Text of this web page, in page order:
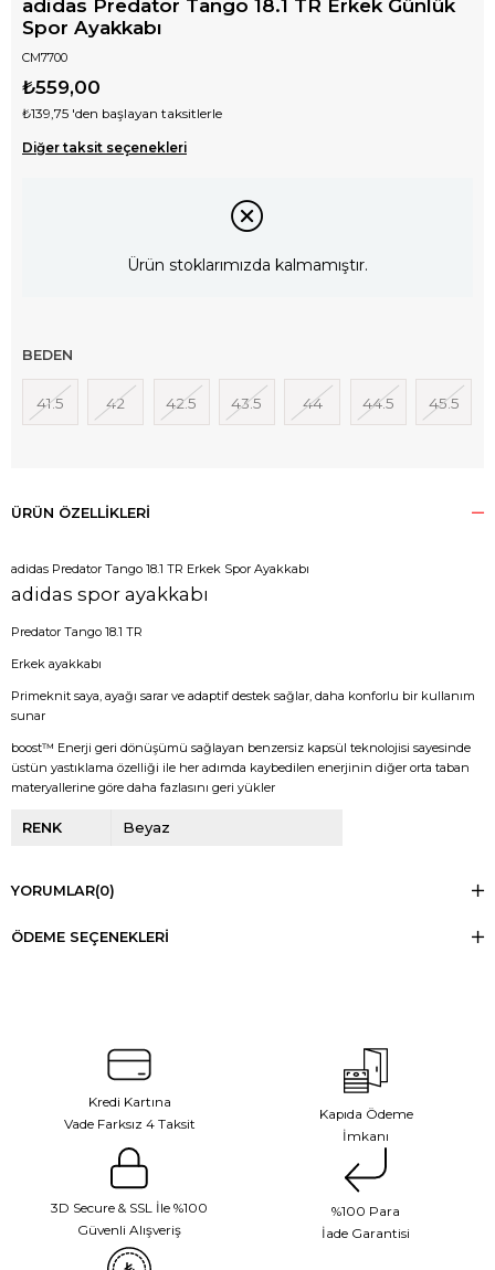
adidas Predator Tango 18.1 TR Erkek Günlük
Spor Ayakkabı
CM7700
₺559,00
₺139,75 'den başlayan taksitlerle
Diğer taksit seçenekleri
Ürün stoklarımızda kalmamıştır.
BEDEN
41.5 42 42.5 43.5 44 44.5 45.5
ÜRÜN ÖZELLIKLERI
adidas Predator Tango 18.1 TR Erkek Spor Ayakkabı
adidas spor ayakkabı
Predator Tango 18.1 TR
Erkek ayakkabı
Primeknit saya, ayağı sarar ve adaptif destek sağlar, daha konforlu bir kullanım
sunar
boost™ Enerji geri dönüşümü sağlayan benzersiz kapsül teknolojisi sayesinde
üstün yastıklama özelliği ile her adımda kaybedilen enerjinin diğer orta taban
materyallerine göre daha fazlasını geri yükler
RENK Beyaz
YORUMLAR(0)
ÖDEME SEÇENEKLERI
Kredi Kartına
Vade Farksız 4 Taksit
Kapıda Ödeme
İmkanı
3D Secure & SSL İle %100
Güvenli Alışveriş
%100 Para
İade Garantisi